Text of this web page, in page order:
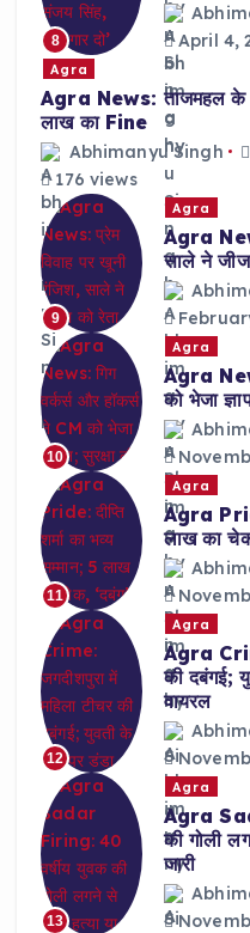
8
April 4,
Agra
Agra News: ताजमहल के
लाख का Fine
Abhimanyu Singh
176 views
9
Agra
Agra
साले ने
10
Agra
Agra
को भेजा
11
Agra
Agra
लाख का
12
Agra
Agra
की दबंगई;
वायरल
13
Agra
Agra
की गोली
जारी